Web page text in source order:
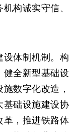
构诚实守信、
设体制机制。构
全新型基础设
数字化改造，
础设施建设协
，推进铁路体